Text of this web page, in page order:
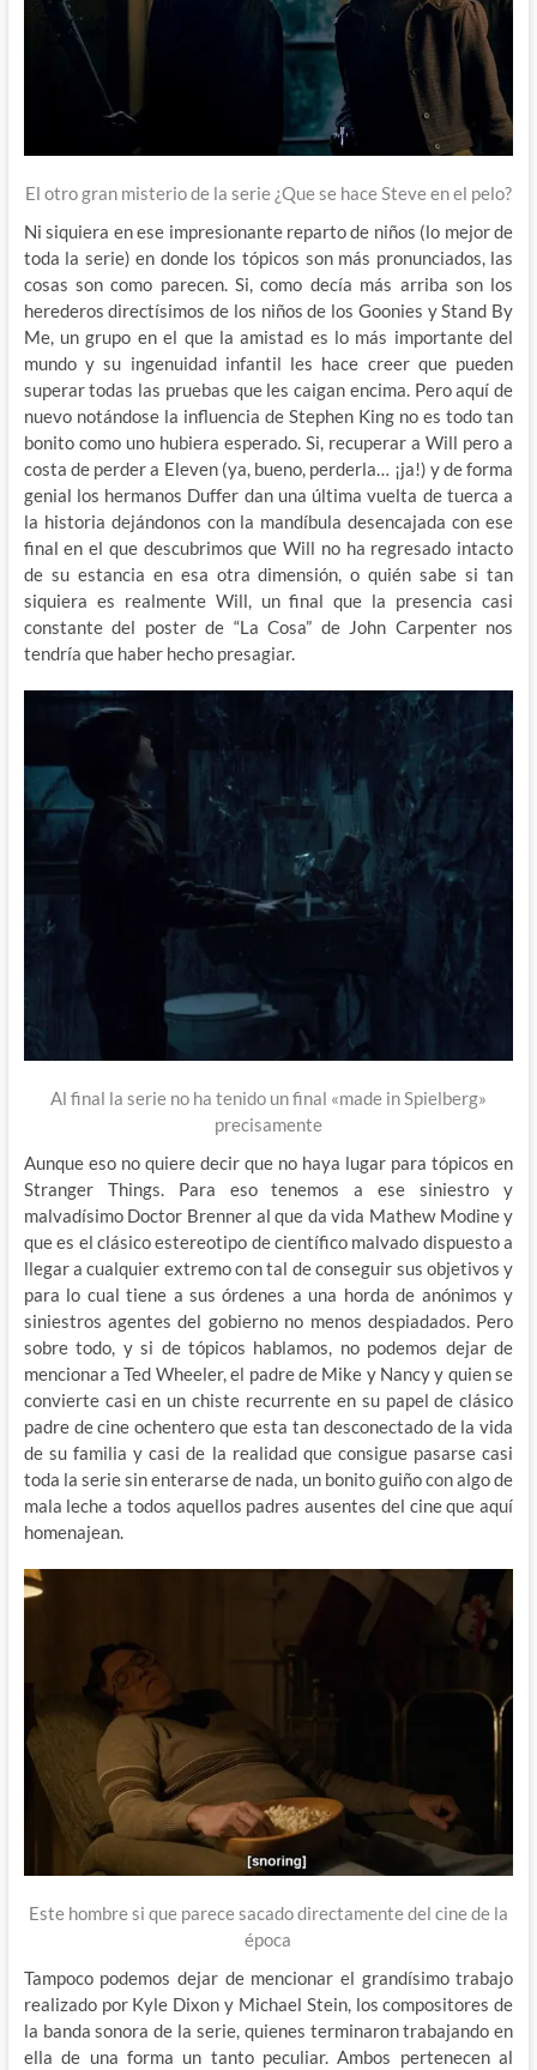
El otro gran misterio de la serie ¿Que se hace Steve en el pelo?
Ni siquiera en ese impresionante reparto de niños (lo mejor de
toda la serie) en donde los tópicos son más pronunciados, las
cosas son como parecen. Si, como decía más arriba son los
herederos directísimos de los niños de los Goonies y Stand By
Me, un grupo en el que la amistad es lo más importante del
mundo y su ingenuidad infantil les hace creer que pueden
superar todas las pruebas que les caigan encima. Pero aquí de
nuevo notándose la influencia de Stephen King no es todo tan
bonito como uno hubiera esperado. Si, recuperar a Will pero a
costa de perder a Eleven (ya, bueno, perderla… ¡ja!) y de forma
genial los hermanos Duffer dan una última vuelta de tuerca a
la historia dejándonos con la mandíbula desencajada con ese
final en el que descubrimos que Will no ha regresado intacto
de su estancia en esa otra dimensión, o quién sabe si tan
siquiera es realmente Will, un final que la presencia casi
constante del poster de “La Cosa” de John Carpenter nos
tendría que haber hecho presagiar.
Al final la serie no ha tenido un final «made in Spielberg»
precisamente
Aunque eso no quiere decir que no haya lugar para tópicos en
Stranger Things. Para eso tenemos a ese siniestro y
malvadísimo Doctor Brenner al que da vida Mathew Modine y
que es el clásico estereotipo de científico malvado dispuesto a
llegar a cualquier extremo con tal de conseguir sus objetivos y
para lo cual tiene a sus órdenes a una horda de anónimos y
siniestros agentes del gobierno no menos despiadados. Pero
sobre todo, y si de tópicos hablamos, no podemos dejar de
mencionar a Ted Wheeler, el padre de Mike y Nancy y quien se
convierte casi en un chiste recurrente en su papel de clásico
padre de cine ochentero que esta tan desconectado de la vida
de su familia y casi de la realidad que consigue pasarse casi
toda la serie sin enterarse de nada, un bonito guiño con algo de
mala leche a todos aquellos padres ausentes del cine que aquí
homenajean.
Este hombre si que parece sacado directamente del cine de la
época
Tampoco podemos dejar de mencionar el grandísimo trabajo
realizado por Kyle Dixon y Michael Stein, los compositores de
la banda sonora de la serie, quienes terminaron trabajando en
ella de una forma un tanto peculiar. Ambos pertenecen al